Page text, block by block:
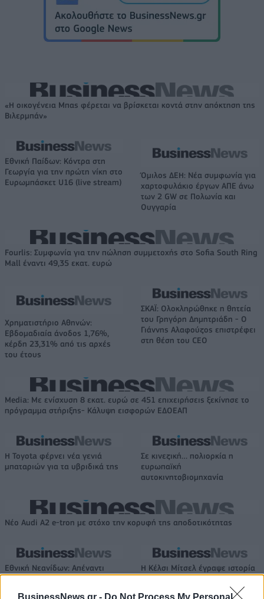
BusinessNews.gr - Do Not Process My Personal
«Η οικογένεια Μπας φέρεται να βρίσκεται κοντά στην απόκτηση της
Βιλερμπάν»
Εθνική Παίδων: Κόντρα στη
Γεωργία για την πρώτη νίκη στο
Ευρωμπάσκετ U16 (live stream)
Όμιλος ΔΕΗ: Νέα συμφωνία για
χαρτοφυλάκιο έργων ΑΠΕ άνω
των 2 GW σε Πολωνία και
Ουγγαρία
Fourlis: Συμφωνία για την πώληση συμμετοχής στο Sofia South Ring
Mall έναντι 49,35 εκατ. ευρώ
Χρηματιστήριο Αθηνών:
Εβδομαδιαία άνοδος 1,76%,
κέρδη 23,31% από τις αρχές
του έτους
ΣΚΑΪ: Ολοκληρώθηκε η θητεία
του Γρηγόρη Δημητριάδη - Ο
Γιάννης Αλαφούζος επιστρέφει
στη θέση του CEO
Media: Με ενίσχυση 8 εκατ. ευρώ σε 451 επιχειρήσεις ξεκίνησε το
πρόγραμμα στήριξης- Κάλυψη εισφορών ΕΔΟΕΑΠ
Η Toyota φέρνει νέα γενιά
μπαταριών για τα υβριδικά της
Σε κινεζική… πολιορκία η
ευρωπαϊκή
αυτοκινητοβιομηχανία
Νέο Audi A2 e-tron με στόχο την κορυφή της αποδοτικότητας
Εθνική Νεανίδων: Απέναντι
στην Ισλανδία για την 5η θέση
Η Κέλσι Μίτσελ έγραψε ιστορία
στη νίκη της Ιντιάνα επί του